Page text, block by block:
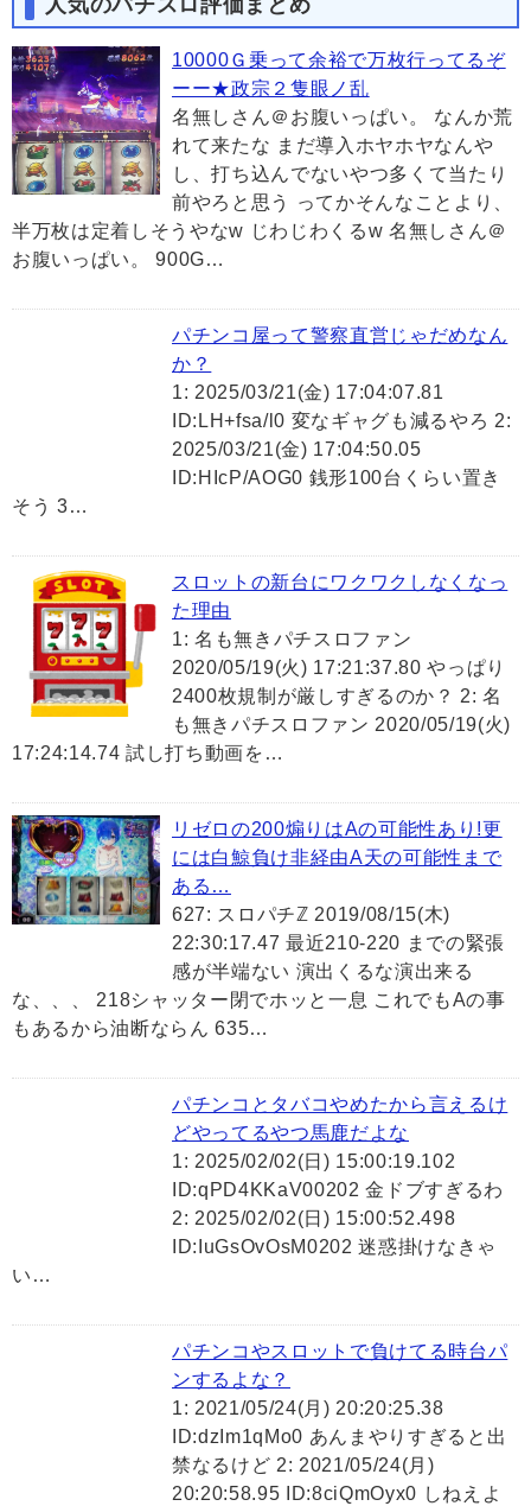
10000Ｇ乗って余裕で万枚行ってるぞ
ーー★政宗２隻眼ノ乱
名無しさん＠お腹いっぱい。 なんか荒
れて来たな まだ導入ホヤホヤなんや
し、打ち込んでないやつ多くて当たり
前やろと思う ってかそんなことより、
半万枚は定着しそうやなw じわじわくるw 名無しさん＠
お腹いっぱい。 900G…
パチンコ屋って警察直営じゃだめなん
か？
1: 2025/03/21(金) 17:04:07.81
ID:LH+fsa/l0 変なギャグも減るやろ 2:
2025/03/21(金) 17:04:50.05
ID:HIcP/AOG0 銭形100台くらい置き
そう 3…
スロットの新台にワクワクしなくなっ
た理由
1: 名も無きパチスロファン
2020/05/19(火) 17:21:37.80 やっぱり
2400枚規制が厳しすぎるのか？ 2: 名
も無きパチスロファン 2020/05/19(火)
17:24:14.74 試し打ち動画を…
リゼロの200煽りはAの可能性あり!更
には白鯨負け非経由A天の可能性まで
ある…
627: スロパチℤ 2019/08/15(木)
22:30:17.47 最近210-220 までの緊張
感が半端ない 演出くるな演出来る
な、、、 218シャッター閉でホッと一息 これでもAの事
もあるから油断ならん 635…
パチンコとタバコやめたから言えるけ
どやってるやつ馬鹿だよな
1: 2025/02/02(日) 15:00:19.102
ID:qPD4KKaV00202 金ドブすぎるわ
2: 2025/02/02(日) 15:00:52.498
ID:IuGsOvOsM0202 迷惑掛けなきゃ
い…
パチンコやスロットで負けてる時台パ
ンするよな？
1: 2021/05/24(月) 20:20:25.38
ID:dzIm1qMo0 あんまやりすぎると出
禁なるけど 2: 2021/05/24(月)
20:20:58.95 ID:8ciQmOyx0 しねえよ